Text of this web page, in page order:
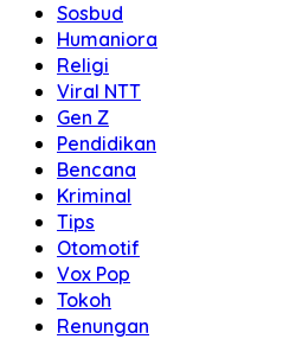
Sosbud
Humaniora
Religi
Viral NTT
Gen Z
Pendidikan
Bencana
Kriminal
Tips
Otomotif
Vox Pop
Tokoh
Renungan